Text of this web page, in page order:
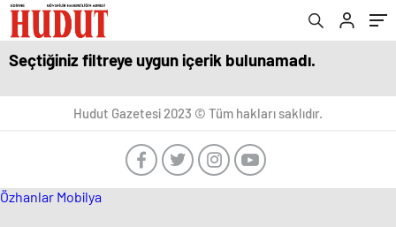
Seçtiğiniz filtreye uygun içerik bulunamadı.
Hudut Gazetesi 2023 © Tüm hakları saklıdır.
Özhanlar Mobilya